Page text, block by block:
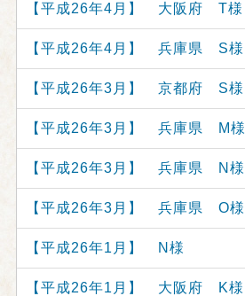
【平成26年4月】 大阪府 T様
【平成26年4月】 兵庫県 S様
【平成26年3月】 京都府 S様
【平成26年3月】 兵庫県 M様
【平成26年3月】 兵庫県 N様
【平成26年3月】 兵庫県 O様
【平成26年1月】 N様
【平成26年1月】 大阪府 K様